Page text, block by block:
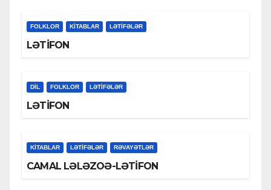
FOLKLOR KİTABLAR LƏTIFƏLƏR
LƏTİFON
DİL FOLKLOR LƏTIFƏLƏR
LƏTİFON
KİTABLAR LƏTIFƏLƏR RƏVAYƏTLƏR
CAMAL LƏLƏZOƏ-LƏTİFON